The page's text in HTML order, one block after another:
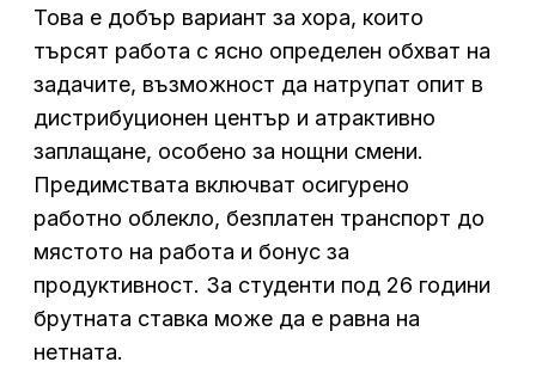
Това е добър вариант за хора, които
търсят работа с ясно определен обхват на
задачите, възможност да натрупат опит в
дистрибуционен център и атрактивно
заплащане, особено за нощни смени.
Предимствата включват осигурено
работно облекло, безплатен транспорт до
мястото на работа и бонус за
продуктивност. За студенти под 26 години
брутната ставка може да е равна на
нетната.